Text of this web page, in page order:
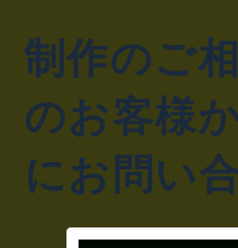
制作のご
のお客様
にお問い